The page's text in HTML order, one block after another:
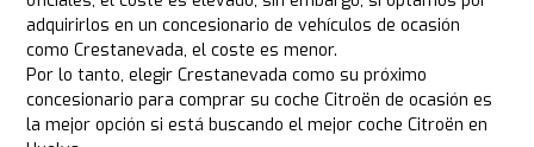
adquirirlos en un concesionario de vehículos de ocasión
como Crestanevada, el coste es menor.
Por lo tanto, elegir Crestanevada como su próximo
concesionario para comprar su coche Citroën de ocasión es
la mejor opción si está buscando el mejor coche Citroën en